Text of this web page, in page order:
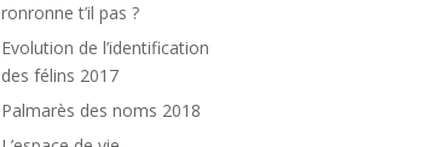
ronronne t’il pas ?
Evolution de l’identification
des félins 2017
Palmarès des noms 2018